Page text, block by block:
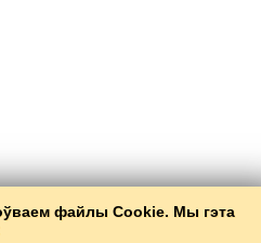
файлы Cookie. Мы гэта